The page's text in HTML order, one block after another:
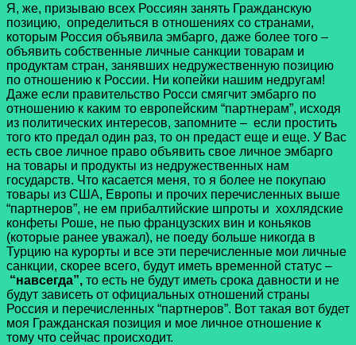
Я, же, призываю всех Россиян занять Гражданскую
позицию, определиться в отношениях со странами,
которым Россия объявила эмбарго, даже более того –
объявить собственные личные санкции товарам и
продуктам стран, занявших недружественную позицию
по отношению к России. Ни копейки нашим недругам!
Даже если правительство Росси смягчит эмбарго по
отношению к каким то европейским “партнерам”, исходя
из политических интересов, запомните – если простить
того кто предал один раз, то он предаст еще и еще. У Вас
есть свое личное право объявить свое личное эмбарго
на товары и продукты из недружественных нам
государств. Что касается меня, то я более не покупаю
товары из США, Европы и прочих перечисленных выше
“партнеров”, не ем прибалтийские шпроты и хохлядские
конфеты Роше, не пью французских вин и коньяков
(которые ранее уважал), не поеду больше никогда в
Турцию на курорты и все эти перечисленные мои личные
санкции, скорее всего, будут иметь временной статус –
“навсегда”, то есть не будут иметь срока давности и не
будут зависеть от официальных отношений страны
Россия и перечисленных “партнеров”. Вот такая вот будет
моя Гражданская позиция и мое личное отношение к
тому что сейчас происходит.